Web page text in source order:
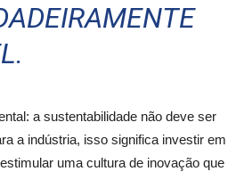
a sustentabilidade não deve ser
a indústria, isso significa investir em
uma cultura de inovação que